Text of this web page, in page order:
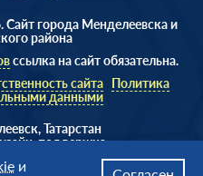
города Менделеевска и
района
ссылка на сайт обязательна.
сайта Политика
данными
Татарстан
поддержка
и